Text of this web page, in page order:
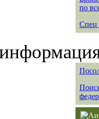
по
Спец